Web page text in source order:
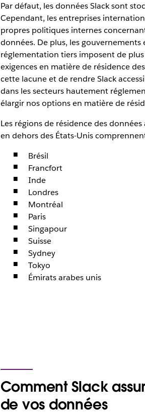
Par défaut, les données Slack sont
Cependant, les entreprises
propres politiques internes
données. De plus, les gouvernements
réglementation tiers imposent de
exigences en matière de résidence
cette lacune et de rendre Slack
dans les secteurs hautement
élargir nos options en matière de
Les régions de résidence des
en dehors des États-Unis
Brésil
Francfort
Inde
Londres
Montréal
Paris
Singapour
Suisse
Sydney
Tokyo
Émirats arabes unis
Comment Slack
de vos données